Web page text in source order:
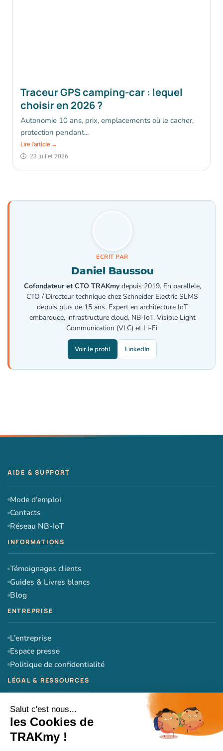
Traceur GPS camping-car : lequel
choisir en 2026 ?
Autonomie 10 ans, prix, emplacements où le cacher,
protection pendant...
Lire l'article →
23 juillet 2026
ECRIT PAR
Daniel Baussou
Cofondateur et CTO TRAKmydepuis 2019. En parallele,
CTO / Directeur technique chez Schneider Electric SLMS
depuis plus de 15 ans. Expert en architecture IoT
embarquee, infrastructure cloud, NB-IoT, Visible Light
Communication (VLC) et Li-Fi.
Voir le profil LinkedIn
Mode d’emploi
Contacts
Réseau NB-IoT
Témoignages clients
Guides & Livres blancs
Blog
L’entreprise
Espace presse
Politique de confidentialité
CGU
CGV
Mentions légales